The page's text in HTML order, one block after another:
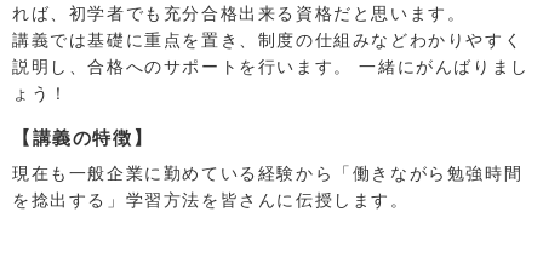
れば、初学者でも充分合格出来る資格だと思います。
講義では基礎に重点を置き、制度の仕組みなどわかりやすく
説明し、合格へのサポートを行います。 一緒にがんばりまし
ょう！
【講義の特徴】
現在も一般企業に勤めている経験から「働きながら勉強時間
を捻出する」学習方法を皆さんに伝授します。